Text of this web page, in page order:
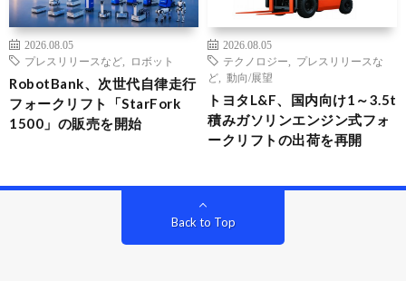
2026.08.05
プレスリリースなど
ロボット
RobotBank、次世代自律走行
フォークリフト「StarFork
1500」の販売を開始
2026.08.05
テクノロジー
プレスリリースな
ど
動向/展望
トヨタL&F、国内向け1～3.5t
積みガソリンエンジン式フォ
ークリフトの出荷を再開
Back to Top